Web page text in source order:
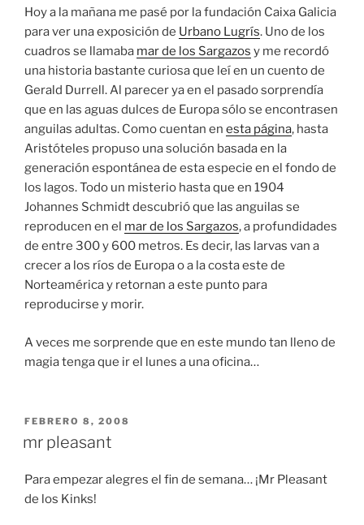
Hoy a la mañana me pasé por la fundación Caixa Galicia
para ver una exposición de Urbano Lugrís. Uno de los
cuadros se llamaba mar de los Sargazos y me recordó
una historia bastante curiosa que leí en un cuento de
Gerald Durrell. Al parecer ya en el pasado sorprendía
que en las aguas dulces de Europa sólo se encontrasen
anguilas adultas. Como cuentan en esta página, hasta
Aristóteles propuso una solución basada en la
generación espontánea de esta especie en el fondo de
los lagos. Todo un misterio hasta que en 1904
Johannes Schmidt descubrió que las anguilas se
reproducen en el mar de los Sargazos, a profundidades
de entre 300 y 600 metros. Es decir, las larvas van a
crecer a los ríos de Europa o a la costa este de
Norteamérica y retornan a este punto para
reproducirse y morir.
A veces me sorprende que en este mundo tan lleno de
magia tenga que ir el lunes a una oficina…
PUBLICADO
FEBRERO 8, 2008
mr pleasant
Para empezar alegres el fin de semana… ¡Mr Pleasant
de los Kinks!